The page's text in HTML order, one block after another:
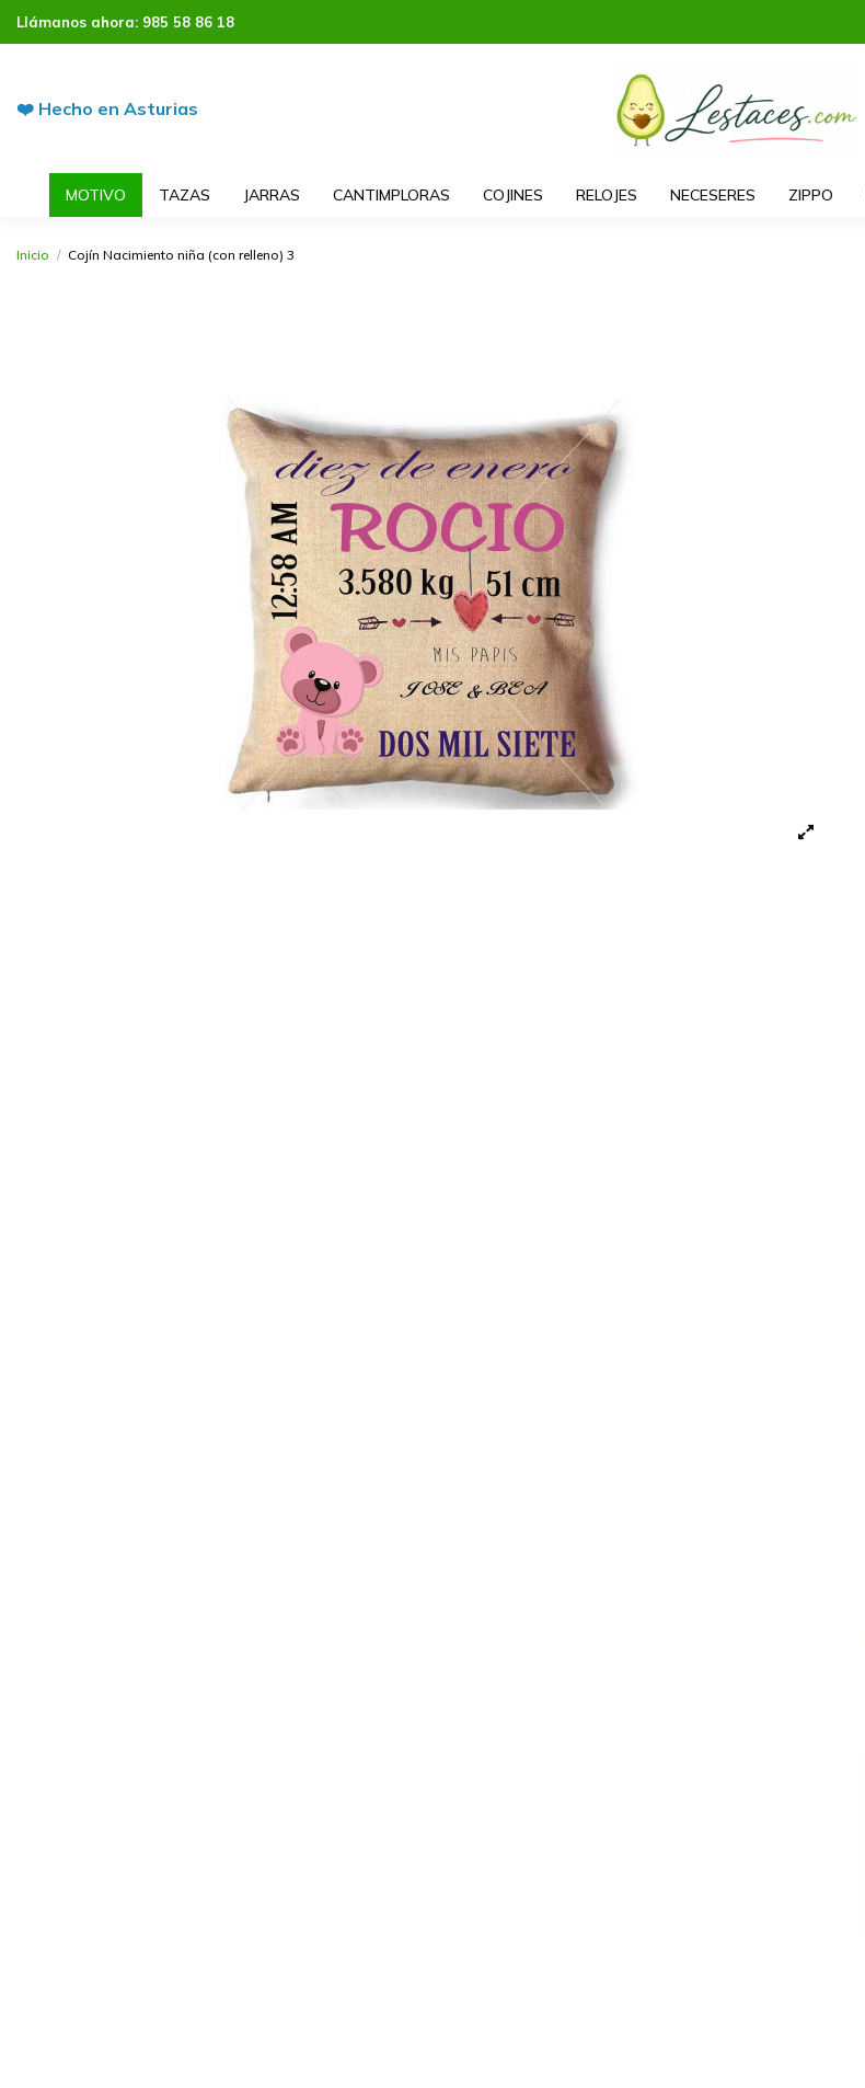
Llámanos ahora: 985 58 86 18
❤️ Hecho en Asturias
MOTIVO TAZAS JARRAS CANTIMPLORAS COJINES RELOJES NECESERES ZIPPO
Inicio Cojín Nacimiento niña (con relleno) 3